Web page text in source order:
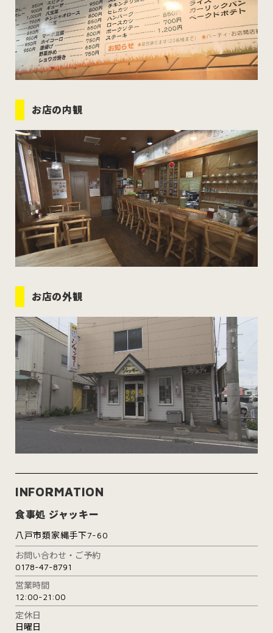
お店の内観
お店の外観
INFORMATION
食事処 ジャッキー
八戸市類家縄手下7-60
お問い合わせ・ご予約
0178-47-8791
営業時間
12:00-21:00
定休日
日曜日